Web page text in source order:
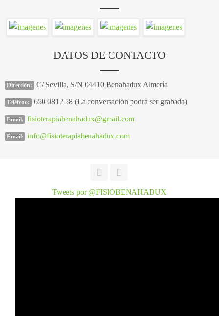
DATOS DE CONTACTO
Dirección: C/ Sevilla, S/N 04410 Benahadux Almería
Teléfono: 650 0812 58 (La conversación podrá ser grabada)
Email: fisioterapiabenahadux@gmail.com
Email: info@fisioterapiabenahadux.com
Tweets por @FISIOBENAHADUX